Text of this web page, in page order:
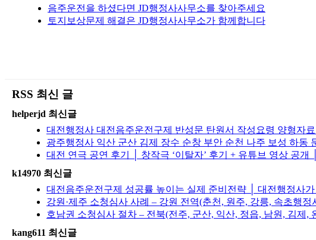
음주운전을 하셨다면 JD행정사사무소를 찾아주세요
토지보상문제 해결은 JD행정사사무소가 함께합니다
RSS 최신 글
helperjd 최신글
대전행정사 대전음주운전구제 반성문 탄원서 작성요령 양형자
광주행정사 익산 군산 김제 장수 순창 부안 순천 나주 보성 하
대전 연극 공연 후기 │ 창작극 ‘이탈자’ 후기 + 유튜브 영상 공개
k14970 최신글
대전음주운전구제 성공률 높이는 실제 준비전략 │ 대전행정사
강원·제주 소청심사 사례 – 강원 전역(춘천, 원주, 강릉, 속초행
호남권 소청심사 절차 – 전북(전주, 군산, 익산, 정읍, 남원, 김제
kang611 최신글